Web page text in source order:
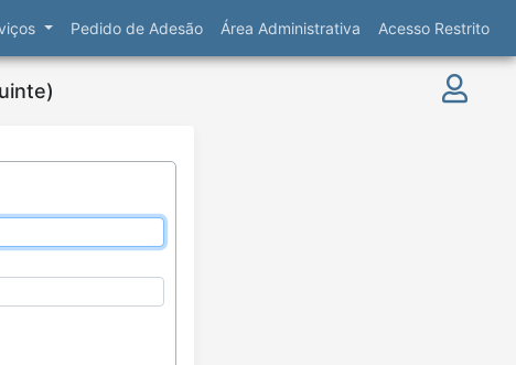
Pedido de Adesão Área Administrativa Acesso Restrito